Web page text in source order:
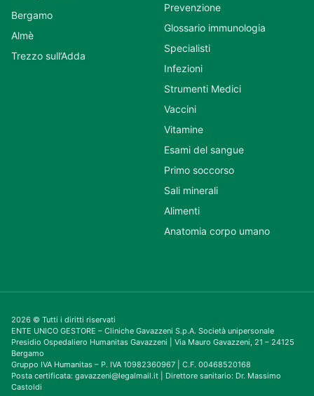
Bergamo
Almè
Trezzo sull’Adda
Prevenzione
Glossario immunologia
Specialisti
Infezioni
Strumenti Medici
Vaccini
Vitamine
Esami del sangue
Primo soccorso
Sali minerali
Alimenti
Anatomia corpo umano
2026 © Tutti i diritti riservati
ENTE UNICO GESTORE – Cliniche Gavazzeni S.p.A. Società unipersonale
Presidio Ospedaliero Humanitas Gavazzeni | Via Mauro Gavazzeni, 21 – 24125
Bergamo
Gruppo IVA Humanitas – P. IVA 10982360967 | C.F. 00468520168
Posta certificata: gavazzeni@legalmail.it | Direttore sanitario: Dr. Massimo
Castoldi